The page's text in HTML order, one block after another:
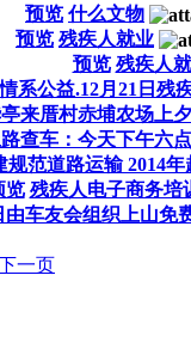
预览 什么文物
预览 残疾人就业
预览 残疾人
系公益.12月21日残
来厝村赤埔农场上
查车：今天下午六
规范道路运输 2014
览 残疾人电子商务培
由车友会组织上山免
一页